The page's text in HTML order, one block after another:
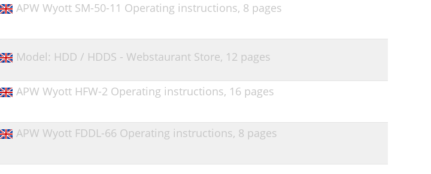
APW Wyott SM-50-11 Operating instructions, 8 pages
Model: HDD / HDDS - Webstaurant Store, 12 pages
APW Wyott HFW-2 Operating instructions, 16 pages
APW Wyott FDDL-66 Operating instructions, 8 pages